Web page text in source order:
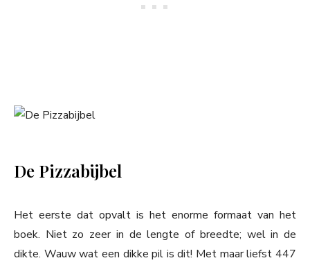
De Pizzabijbel
Het eerste dat opvalt is het enorme formaat van het
boek. Niet zo zeer in de lengte of breedte; wel in de
dikte. Wauw wat een dikke pil is dit! Met maar liefst 447